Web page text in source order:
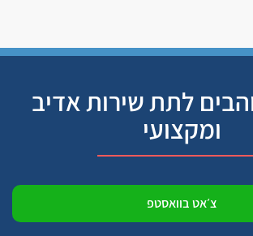
לתת שירות אדיב
ומקצועי
צ׳אט בוואסטפ